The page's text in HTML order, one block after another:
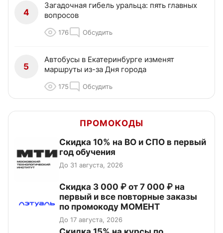
4
Загадочная гибель уральца: пять главных
вопросов
176 Обсудить
5
Автобусы в Екатеринбурге изменят
маршруты из-за Дня города
175 Обсудить
ПРОМОКОДЫ
Скидка 10% на ВО и СПО в первый
год обучения
До 31 августа, 2026
Скидка 3 000 ₽ от 7 000 ₽ на
первый и все повторные заказы
по промокоду МОМЕНТ
До 17 августа, 2026